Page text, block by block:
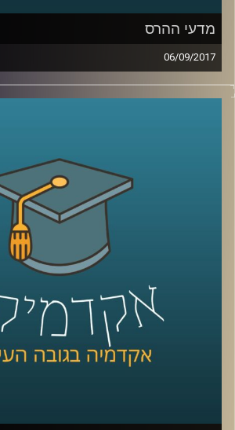
מדעי ההרס
06/09/2017
כשרוחות מלחמה מנשבות מכיוון
המציאות דרך תאוריה מסודרת
אילוצי ההיסטוריה חזקים אפילו
פוטין וקים ג'ונג און
AudioVersity